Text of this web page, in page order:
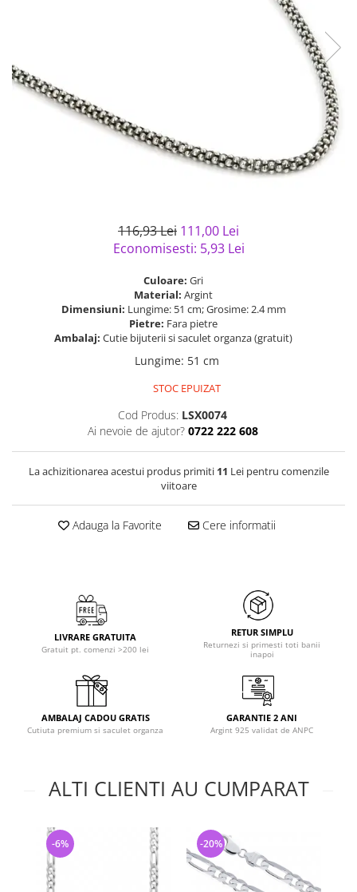
Bijuterii argint cu diverse
materiale
Bijuterii argint cu murano
Bijuterii Handmade
Bijuterii fantezie
Casete si cutii de bijuterii
116,93 Lei 111,00 Lei
Economisesti: 5,93 Lei
Culoare: Gri
Material: Argint
Dimensiuni: Lungime: 51 cm; Grosime: 2.4 mm
Pietre: Fara pietre
Ambalaj: Cutie bijuterii si saculet organza (gratuit)
Lungime: 51 cm
STOC EPUIZAT
Cod Produs: LSX0074
Ai nevoie de ajutor? 0722 222 608
La achizitionarea acestui produs primiti 11 Lei pentru comenzile
viitoare
Adauga la Favorite Cere informatii
LIVRARE GRATUITA
Gratuit pt. comenzi >200 lei
RETUR SIMPLU
Returnezi si primesti toti banii
inapoi
AMBALAJ CADOU GRATIS
Cutiuta premium si saculet organza
GARANTIE 2 ANI
Argint 925 validat de ANPC
ALTI CLIENTI AU CUMPARAT
-6% -20%